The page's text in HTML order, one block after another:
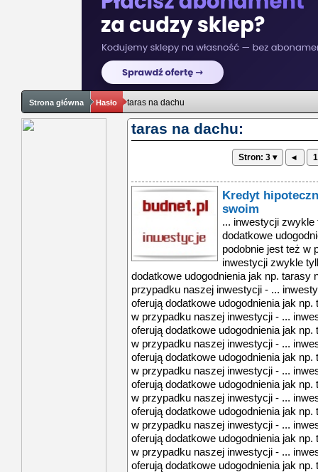
Strona główna Hasło taras na dachu
taras na dachu:
Stron: 3 ▾ ◂ 1
Kredyt
swoim
... inwestycji zwykle
dodatkowe
podobnie jest też w
inwestycji zwykle
dodatkowe udogodnienia jak np. tarasy
przypadku naszej inwestycji - ...
oferują dodatkowe udogodnienia jak
w przypadku naszej inwestycji - ...
oferują dodatkowe udogodnienia jak
w przypadku naszej inwestycji - ...
oferują dodatkowe udogodnienia jak
w przypadku naszej inwestycji - ...
oferują dodatkowe udogodnienia jak
w przypadku naszej inwestycji - ...
oferują dodatkowe udogodnienia jak
w przypadku naszej inwestycji - ...
oferują dodatkowe udogodnienia jak
w przypadku naszej inwestycji - ...
oferują dodatkowe udogodnienia jak